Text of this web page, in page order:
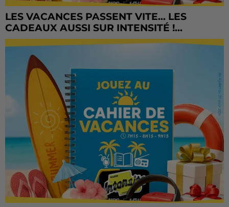
LES VACANCES PASSENT VITE... LES
CADEAUX AUSSI SUR INTENSITÉ !...